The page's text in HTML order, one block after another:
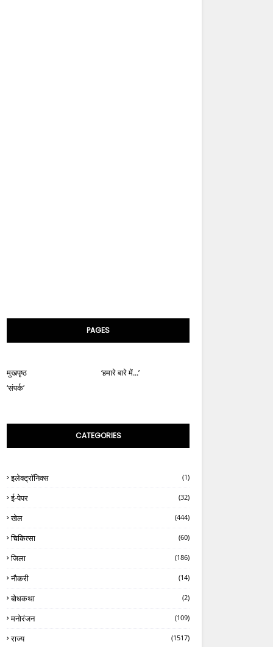
PAGES
मुखपृष्ठ
‘हमारे बारे में...’
‘संपर्क’
CATEGORIES
इलेक्ट्रॉनिक्स (1)
ई-पेपर (32)
खेल (444)
चिकित्सा (60)
जिला (186)
नौकरी (14)
बोधकथा (2)
मनोरंजन (109)
राज्य (1517)